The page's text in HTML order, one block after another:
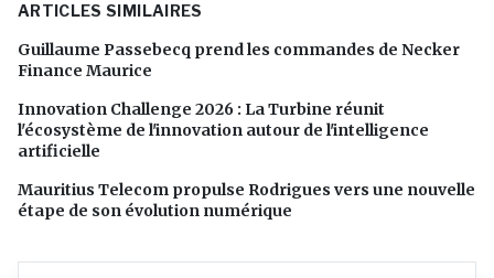
ARTICLES SIMILAIRES
Guillaume Passebecq prend les commandes de Necker
Finance Maurice
Innovation Challenge 2026 : La Turbine réunit
l'écosystème de l'innovation autour de l'intelligence
artificielle
Mauritius Telecom propulse Rodrigues vers une nouvelle
étape de son évolution numérique